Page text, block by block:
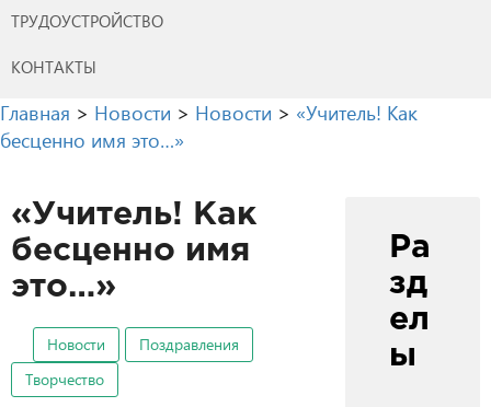
ТРУДОУСТРОЙСТВО
КОНТАКТЫ
Главная > Новости > Новости > «Учитель! Как
бесценно имя это…»
«Учитель! Как
бесценно имя
это…»
Новости
Поздравления
Творчество
Ра
зд
ел
ы